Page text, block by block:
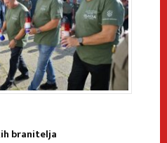
branitelja